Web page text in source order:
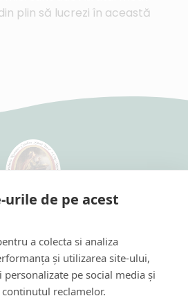
plin să lucrezi în această
"Szent Imre"
Iuliu Hossu utca 22-28
utca 17
- Vineri: 7:00-18:00
urile de pe acest
a colecta si analiza
și utilizarea site-ului,
pe social media și
reclamelor.